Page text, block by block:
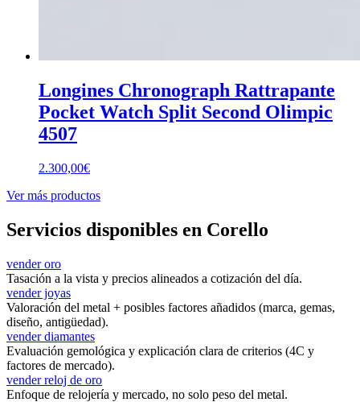
Longines Chronograph Rattrapante
Pocket Watch Split Second Olimpic
4507
2.300,00€
Ver más productos
Servicios disponibles en Corello
vender oro
Tasación a la vista y precios alineados a cotización del día.
vender joyas
Valoración del metal + posibles factores añadidos (marca, gemas,
diseño, antigüedad).
vender diamantes
Evaluación gemológica y explicación clara de criterios (4C y
factores de mercado).
vender reloj de oro
Enfoque de relojería y mercado, no solo peso del metal.